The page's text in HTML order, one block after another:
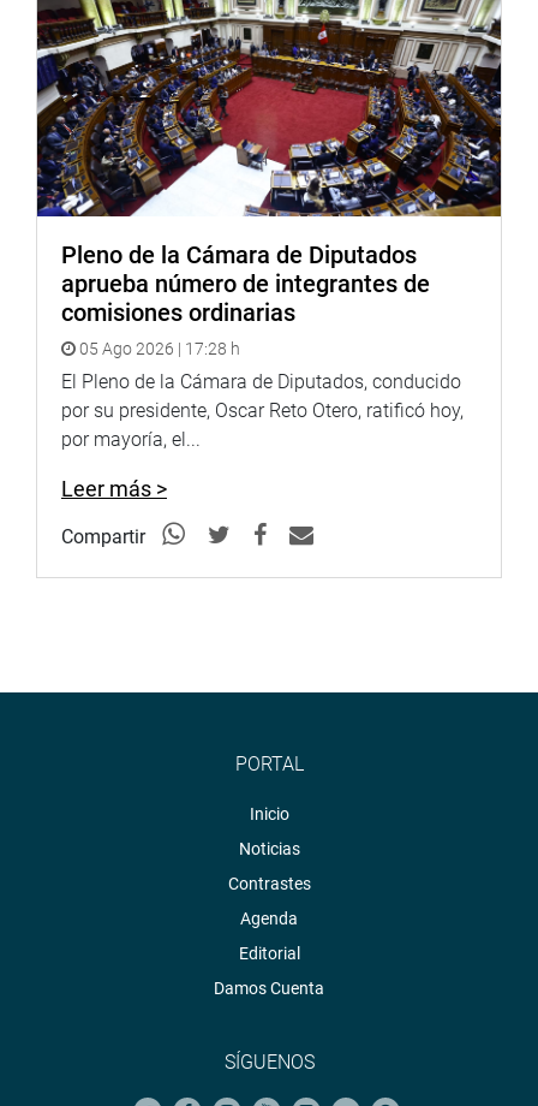
Pleno de la Cámara de Diputados
aprueba número de integrantes de
comisiones ordinarias
05 Ago 2026 | 17:28 h
El Pleno de la Cámara de Diputados, conducido
por su presidente, Oscar Reto Otero, ratificó hoy,
por mayoría, el...
Leer más >
Compartir
PORTAL
Inicio
Noticias
Contrastes
Agenda
Editorial
Damos Cuenta
SÍGUENOS